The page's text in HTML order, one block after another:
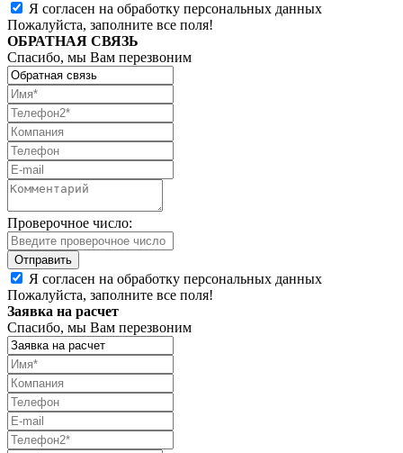
Я согласен на обработку персональных данных
Пожалуйста, заполните все поля!
ОБРАТНАЯ СВЯЗЬ
Спасибо, мы Вам перезвоним
Проверочное число:
Я согласен на обработку персональных данных
Пожалуйста, заполните все поля!
Заявка на расчет
Спасибо, мы Вам перезвоним